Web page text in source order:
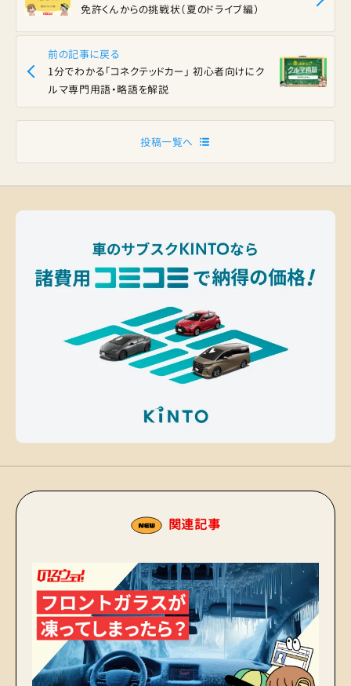
前の記事に戻る
1分でわかる「コネクテッドカー」 初心者向けにク
ルマ専門用語・略語を解説
免許くんからの挑戦状（夏のドライブ編）
投稿一覧へ
関連記事